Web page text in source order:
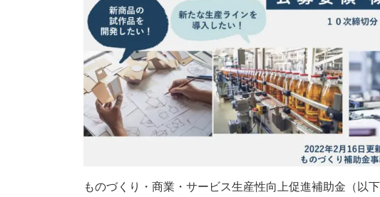
ものづくり・商業・サービス生産性向上促進補助金（以